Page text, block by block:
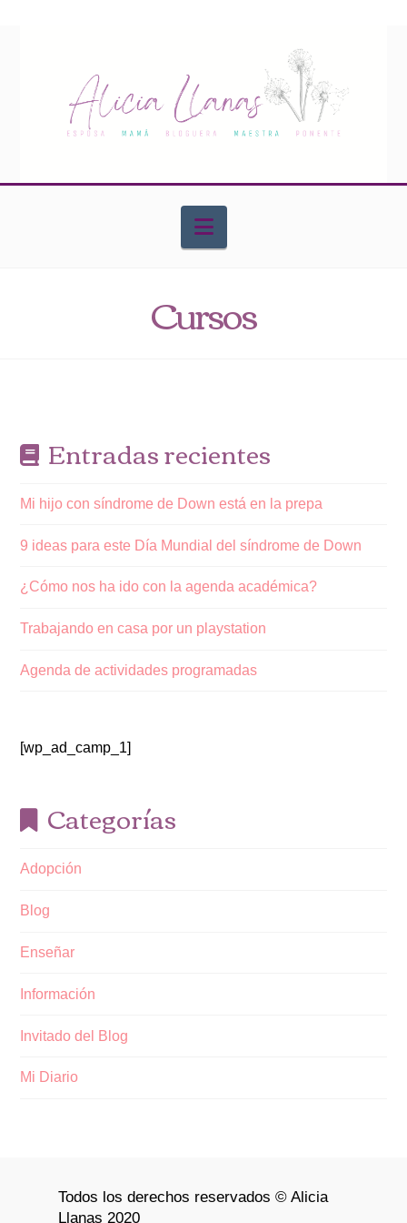
Navigation
Cursos
Entradas recientes
Mi hijo con síndrome de Down está en la prepa
9 ideas para este Día Mundial del síndrome de Down
¿Cómo nos ha ido con la agenda académica?
Trabajando en casa por un playstation
Agenda de actividades programadas
[wp_ad_camp_1]
Categorías
Adopción
Blog
Enseñar
Información
Invitado del Blog
Mi Diario
Todos los derechos reservados © Alicia
Llanas 2020